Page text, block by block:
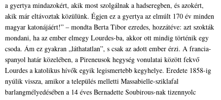
a gyertya mindazokért, akik most szolgálnak a hadseregben, és azokért,
akik már eltávoztak közülünk. Égjen ez a gyertya az elmúlt 170 év minden
magyar katonájáért!” – mondta Berta Tibor ezredes, hozzátéve: azt szokták
mondani, ha az ember elmegy Lourdes-ba, akkor ott mindig történik egy
csoda. Ám ez gyakran „láthatatlan”, s csak az adott ember érzi. A francia-
spanyol határ közelében, a Pireneusok hegység vonulatai között fekvő
Lourdes a katolikus hívők egyik legismertebb kegyhelye. Eredete 1858-ig
nyúlik vissza, amikor a település melletti Massabielle-sziklafal
barlangmélyedésében a 14 éves Bernadette Soubirous-nak tizennyolc